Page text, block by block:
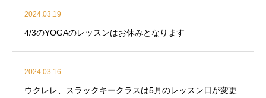
2024.03.19
4/3のYOGAのレッスンはお休みとなります
2024.03.16
ウクレレ、スラックキークラスは5月のレッスン日が変更